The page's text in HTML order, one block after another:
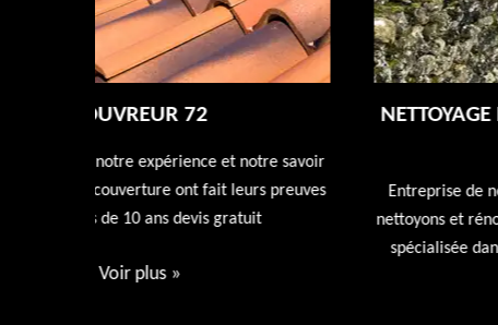
NETTOYAGE DÉMOUSSAGE DE TOITURE
Entreprise de nettoyage de toiture 72 Sarthe nous
nettoyons et rénovons votre toiture avec nos produits
spécialisée dans l'entretien de votre toiture devis